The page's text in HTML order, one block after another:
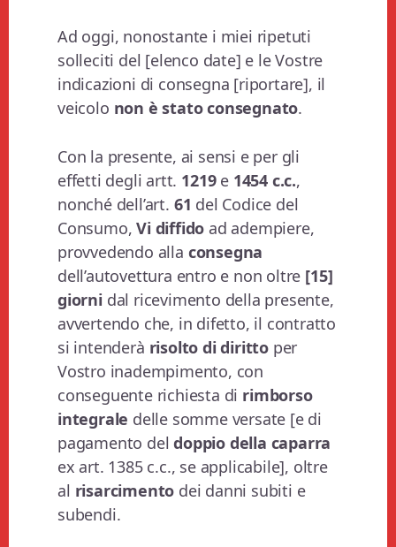
Ad oggi, nonostante i miei ripetuti
solleciti del [elenco date] e le Vostre
indicazioni di consegna [riportare], il
veicolo non è stato consegnato.
Con la presente, ai sensi e per gli
effetti degli artt. 1219e 1454 c.c.,
nonché dell’art. 61 del Codice del
Consumo,Vi diffido ad adempiere,
provvedendo alla consegna
dell’autovettura entro e non oltre [15]
giorni dal ricevimento della presente,
avvertendo che, in difetto, il contratto
si intenderà risolto di dirittoper
Vostro inadempimento, con
conseguente richiesta di rimborso
integrale delle somme versate [e di
pagamento deldoppio della caparra
ex art. 1385 c.c., se applicabile], oltre
al risarcimento dei danni subiti e
subendi.